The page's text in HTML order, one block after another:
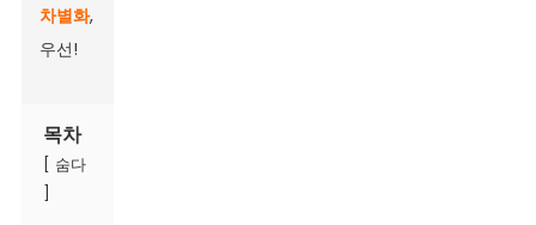
차별화,
우선!
목차
숨다